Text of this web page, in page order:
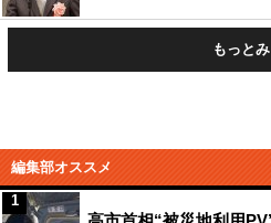
もっと
編集部オススメ
1